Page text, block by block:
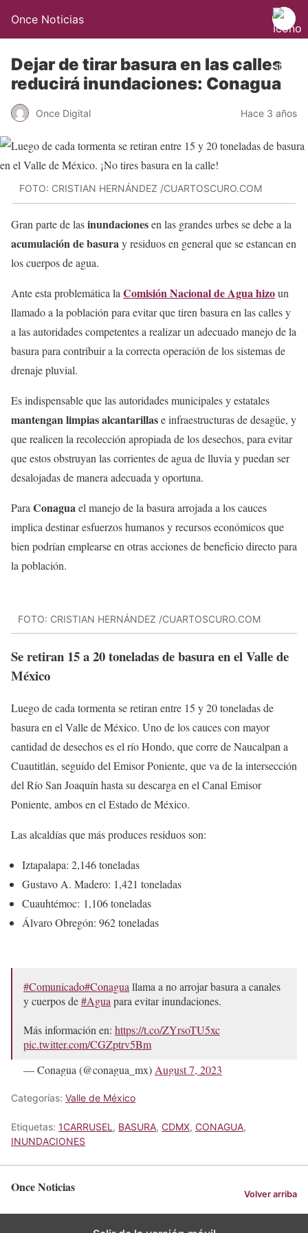
Once Noticias
Dejar de tirar basura en las calles
reducirá inundaciones: Conagua
Once Digital Hace 3 años
FOTO: CRISTIAN HERNÁNDEZ /CUARTOSCURO.COM
Gran parte de lasinundacionesen las grandes urbes se debe a la
acumulación de basuray residuos en general que se estancan en
los cuerpos de agua.
Ante esta problemática la Comisión Nacional de Agua hizoun
llamado a la población para evitar que tiren basura en las calles y
a las autoridades competentes a realizar un adecuado manejo de la
basura para contribuir a la correcta operación de los sistemas de
drenaje pluvial.
Es indispensable que las autoridades municipales y estatales
mantengan limpias alcantarillase infraestructuras de desagüe, y
que realicen la recolección apropiada de los desechos, para evitar
que estos obstruyan las corrientes de agua de lluvia y puedan ser
desalojadas de manera adecuada y oportuna.
Para Conaguael manejo de la basura arrojada a los cauces
implica destinar esfuerzos humanos y recursos económicos que
bien podrían emplearse en otras acciones de beneficio directo para
la población.
FOTO: CRISTIAN HERNÁNDEZ /CUARTOSCURO.COM
Se retiran 15 a 20 toneladas de basura en el Valle de
México
Luego de cada tormenta se retiran entre 15 y 20 toneladas de
basura en el Valle de México. Uno de los cauces con mayor
cantidad de desechos es el río Hondo, que corre de Naucalpan a
Cuautitlán, seguido del Emisor Poniente, que va de la intersección
del Río San Joaquín hasta su descarga en el Canal Emisor
Poniente, ambos en el Estado de México.
Las alcaldías que más produces residuos son:
Iztapalapa: 2,146 toneladas
Gustavo A. Madero: 1,421 toneladas
Cuauhtémoc: 1,106 toneladas
Álvaro Obregón: 962 toneladas
#Comunicado#Conagua llama a no arrojar basura a canales
y cuerpos de#Agua para evitar inundaciones.
Más información en: https://t.co/ZYrsoTU5xc
pic.twitter.com/CGZptrv5Bm
— Conagua (@conagua_mx) August 7, 2023
Categorías: Valle de México
Etiquetas: 1CARRUSEL , BASURA, CDMX, CONAGUA,
INUNDACIONES
Once Noticias Volver arriba